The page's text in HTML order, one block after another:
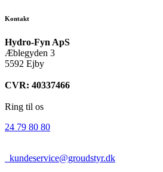
Kontakt
Hydro-Fyn ApS
Æblegyden 3
5592 Ejby
CVR: 40337466
Ring til os
24 79 80 80
kundeservice@groudstyr.dk